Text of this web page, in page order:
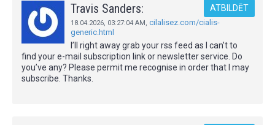
Travis Sanders:
18.04.2026, 03:27:04 AM, cilalisez.com/cialis-
generic.html
ATBILDĒT
I’ll right away grab your rss feed as I can’t to
find your e-mail subscription link or newsletter service. Do
you’ve any? Please permit me recognise in order that I may
subscribe. Thanks.